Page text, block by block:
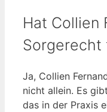
Hat Collien
Sorgerecht
Ja, Collien
nicht allein. Es
das in der Praxis